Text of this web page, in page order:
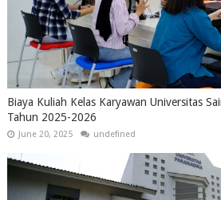
Biaya Kuliah Kelas Karyawan Universitas
Tahun 2025-2026
June 20, 2025 undefined